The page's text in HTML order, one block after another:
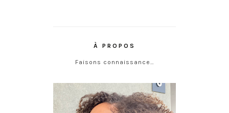
À PROPOS
Faisons connaissance…